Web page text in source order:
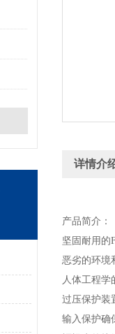
详情介
产品简介：
坚固耐用的
恶劣的环境
人体工程学
过压保护装
输入保护确